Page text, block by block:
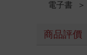
電子書 ＞
商品評價